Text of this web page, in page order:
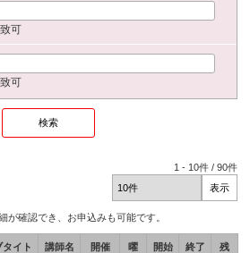
可
可
1 - 10件 /90件
が確認でき、お申込みも可能です。
タイト
講師名
開催
曜
開始
終了
残